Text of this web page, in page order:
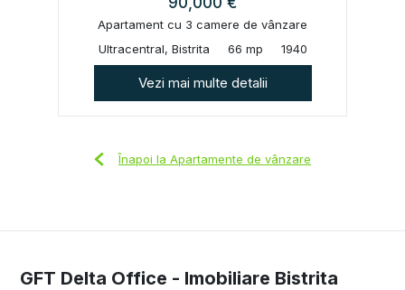
Apartament cu 3 camere de vânzare
Ultracentral, Bistrita
66 mp 1940
Vezi mai multe detalii
Înapoi la Apartamente de vânzare
GFT Delta Office - Imobiliare Bistrita